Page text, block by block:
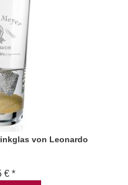
von Leonardo
€ *